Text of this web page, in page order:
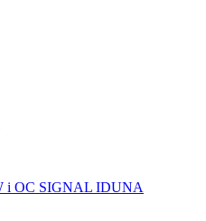
i OC SIGNAL IDUNA